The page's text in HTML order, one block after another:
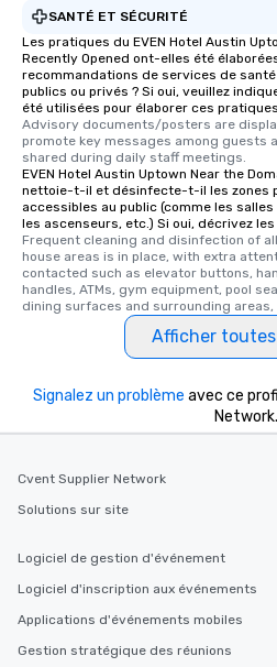
SANTÉ ET SÉCURITÉ
Les pratiques du EVEN Hotel Austin
Recently Opened ont-elles été
recommandations de services de
publics ou privés ? Si oui, veuillez
été utilisées pour élaborer ces
Advisory documents/posters are
promote key messages among guests
shared during daily staff meetings.
EVEN Hotel Austin Uptown Near the
nettoie-t-il et désinfecte-t-il les zones
accessibles au public (comme les
les ascenseurs, etc.) Si oui, décrivez
Frequent cleaning and disinfection of
house areas is in place, with extra
contacted such as elevator buttons,
handles, ATMs, gym equipment, pool
dining surfaces and surrounding areas,
Afficher toutes
Signalez un problème avec ce
Network.
Cvent Supplier Network
Solutions sur site
Logiciel de gestion d'événement
Logiciel d'inscription aux événements
Applications d'événements mobiles
Gestion stratégique des réunions